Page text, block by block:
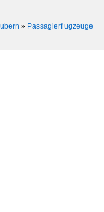
» Passagierflugzeuge